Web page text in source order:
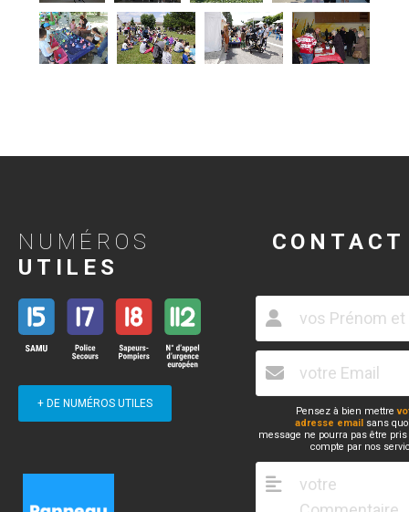
NUMÉROS
UTILES
+ DE NUMÉROS UTILES
CONTACT
Pensez à bien mettre
adresse email sans
message ne pourra pas être
compte par nos